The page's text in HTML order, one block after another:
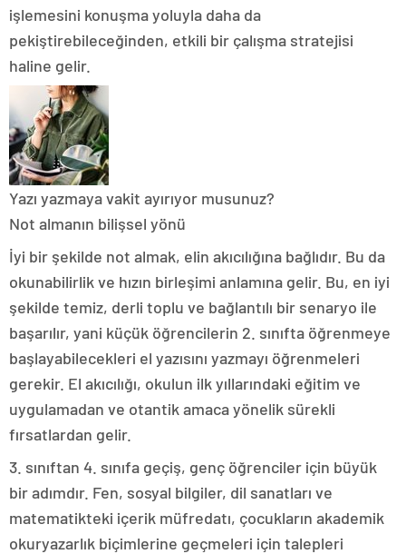
işlemesini konuşma yoluyla daha da
pekiştirebileceğinden, etkili bir çalışma stratejisi
haline gelir.
Yazı yazmaya vakit ayırıyor musunuz?
Not almanın bilişsel yönü
İyi bir şekilde not almak, elin akıcılığına bağlıdır. Bu da
okunabilirlik ve hızın birleşimi anlamına gelir. Bu, en iyi
şekilde temiz, derli toplu ve bağlantılı bir senaryo ile
başarılır, yani küçük öğrencilerin 2. sınıfta öğrenmeye
başlayabilecekleri el yazısını yazmayı öğrenmeleri
gerekir. El akıcılığı, okulun ilk yıllarındaki eğitim ve
uygulamadan ve otantik amaca yönelik sürekli
fırsatlardan gelir.
3. sınıftan 4. sınıfa geçiş, genç öğrenciler için büyük
bir adımdır. Fen, sosyal bilgiler, dil sanatları ve
matematikteki içerik müfredatı, çocukların akademik
okuryazarlık biçimlerine geçmeleri için talepleri